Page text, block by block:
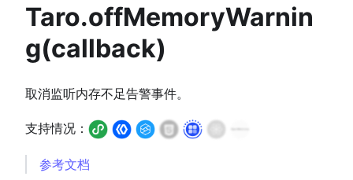
Taro.offMemoryWarnin
g(callback)
取消监听内存不足告警事件。
支持情况：
参考文档